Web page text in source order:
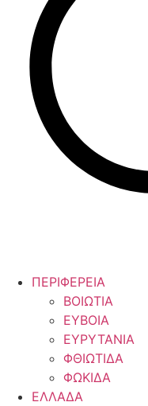
ΠΕΡΙΦΕΡΕΙΑ
ΒΟΙΩΤΙΑ
ΕΥΒΟΙΑ
ΕΥΡΥΤΑΝΙΑ
ΦΘΙΩΤΙΔΑ
ΦΩΚΙΔΑ
ΕΛΛΑΔΑ